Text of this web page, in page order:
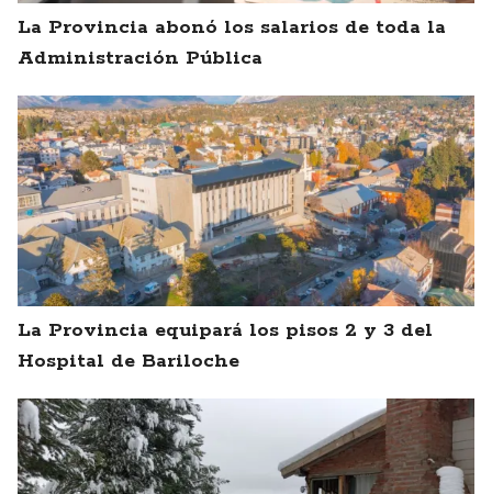
La Provincia abonó los salarios de toda la
Administración Pública
La Provincia equipará los pisos 2 y 3 del
Hospital de Bariloche